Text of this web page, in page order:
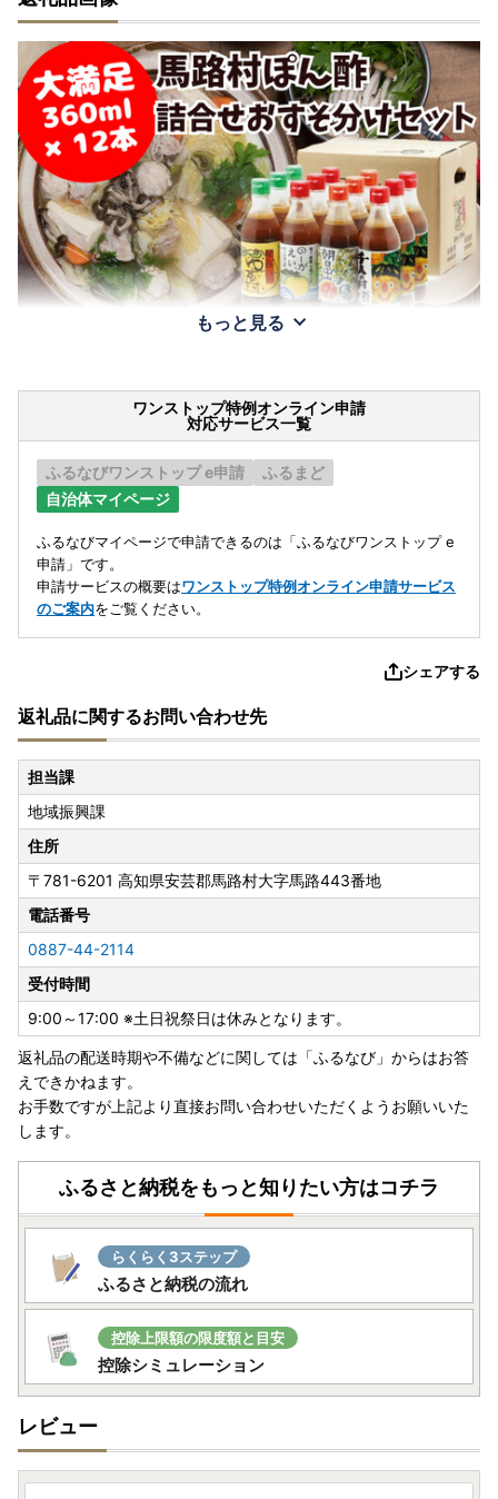
もっと見る
ワンストップ特例オンライン申請
対応サービス一覧
ふるなびワンストップ e申請
ふるまど
自治体マイページ
ふるなびマイページで申請できるのは「ふるなびワンストップ e
申請」です。
申請サービスの概要はワンストップ特例オンライン申請サービス
のご案内をご覧ください。
シェアする
返礼品に関するお問い合わせ先
担当課
地域振興課
住所
〒781-6201 高知県安芸郡馬路村大字馬路443番地
電話番号
0887-44-2114
受付時間
9:00～17:00 ※土日祝祭日は休みとなります。
返礼品の配送時期や不備などに関しては「ふるなび」からはお答
えできかねます。
お手数ですが上記より直接お問い合わせいただくようお願いいた
します。
ふるさと納税をもっと知りたい方はコチラ
らくらく3ステップ
ふるさと納税の流れ
控除上限額の限度額と目安
控除シミュレーション
レビュー